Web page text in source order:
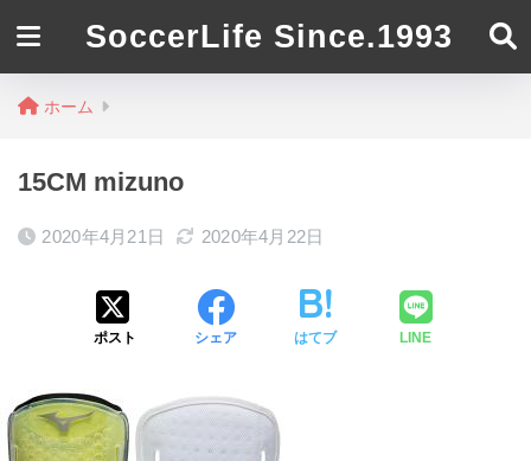
SoccerLife Since.1993
ホーム
15CM mizuno
2020年4月21日 2020年4月22日
ポスト シェア はてブ LINE